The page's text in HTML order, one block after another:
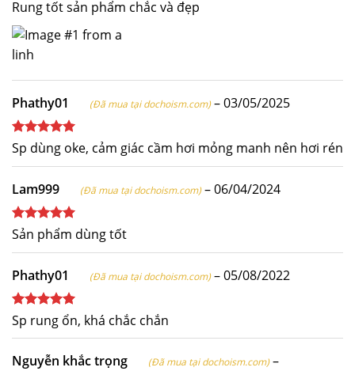
Được xếp
hạng
sao
Rung tốt sản phẩm chắc và đẹp
Phathy01 (Đã mua tại dochoism.com) –03/05/2025
Được xếp
hạng
5
sao
Sp dùng oke, cảm giác cầm hơi mỏng manh nên hơi rén
Lam999 (Đã mua tại dochoism.com) –06/04/2024
Được xếp
hạng
sao
Sản phẩm dùng tốt
Phathy01 (Đã mua tại dochoism.com) –05/08/2022
Được xếp
hạng
5
sao
Sp rung ổn, khá chắc chắn
Nguyễn khắc trọng (Đã mua tại dochoism.com) –